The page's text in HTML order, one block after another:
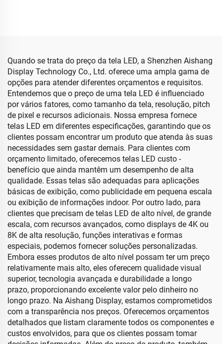
Quando se trata do preço da tela LED, a Shenzhen Aishang
Display Technology Co., Ltd. oferece uma ampla gama de
opções para atender diferentes orçamentos e requisitos.
Entendemos que o preço de uma tela LED é influenciado
por vários fatores, como tamanho da tela, resolução, pitch
de pixel e recursos adicionais. Nossa empresa fornece
telas LED em diferentes especificações, garantindo que os
clientes possam encontrar um produto que atenda às suas
necessidades sem gastar demais. Para clientes com
orçamento limitado, oferecemos telas LED custo -
benefício que ainda mantêm um desempenho de alta
qualidade. Essas telas são adequadas para aplicações
básicas de exibição, como publicidade em pequena escala
ou exibição de informações indoor. Por outro lado, para
clientes que precisam de telas LED de alto nível, de grande
escala, com recursos avançados, como displays de 4K ou
8K de alta resolução, funções interativas e formas
especiais, podemos fornecer soluções personalizadas.
Embora esses produtos de alto nível possam ter um preço
relativamente mais alto, eles oferecem qualidade visual
superior, tecnologia avançada e durabilidade a longo
prazo, proporcionando excelente valor pelo dinheiro no
longo prazo. Na Aishang Display, estamos comprometidos
com a transparência nos preços. Oferecemos orçamentos
detalhados que listam claramente todos os componentes e
custos envolvidos, para que os clientes possam tomar